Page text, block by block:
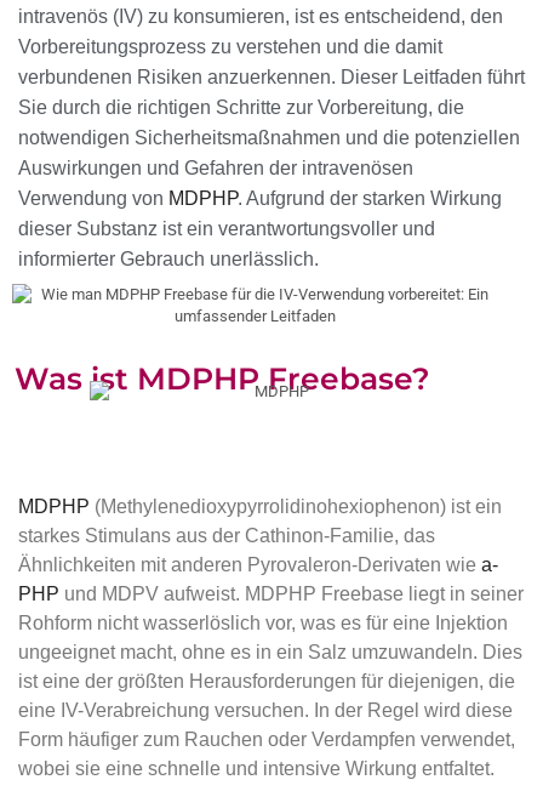
intravenös (IV) zu konsumieren, ist es entscheidend, den
Vorbereitungsprozess zu verstehen und die damit
verbundenen Risiken anzuerkennen. Dieser Leitfaden führt
Sie durch die richtigen Schritte zur Vorbereitung, die
notwendigen Sicherheitsmaßnahmen und die potenziellen
Auswirkungen und Gefahren der intravenösen
Verwendung von MDPHP. Aufgrund der starken Wirkung
dieser Substanz ist ein verantwortungsvoller und
informierter Gebrauch unerlässlich.
Was ist MDPHP Freebase?
MDPHP (Methylenedioxypyrrolidinohexiophenon) ist ein
starkes Stimulans aus der Cathinon-Familie, das
Ähnlichkeiten mit anderen Pyrovaleron-Derivaten wie a-
PHP und MDPV aufweist. MDPHP Freebase liegt in seiner
Rohform nicht wasserlöslich vor, was es für eine Injektion
ungeeignet macht, ohne es in ein Salz umzuwandeln. Dies
ist eine der größten Herausforderungen für diejenigen, die
eine IV-Verabreichung versuchen. In der Regel wird diese
Form häufiger zum Rauchen oder Verdampfen verwendet,
wobei sie eine schnelle und intensive Wirkung entfaltet.